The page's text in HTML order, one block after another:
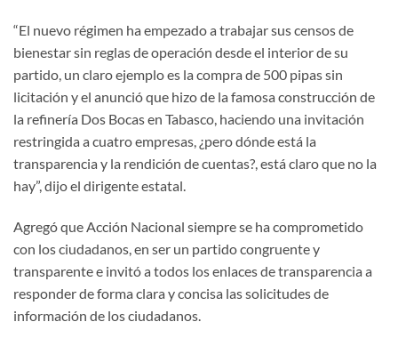
“El nuevo régimen ha empezado a trabajar sus censos de
bienestar sin reglas de operación desde el interior de su
partido, un claro ejemplo es la compra de 500 pipas sin
licitación y el anunció que hizo de la famosa construcción de
la refinería Dos Bocas en Tabasco, haciendo una invitación
restringida a cuatro empresas, ¿pero dónde está la
transparencia y la rendición de cuentas?, está claro que no la
hay”, dijo el dirigente estatal.
Agregó que Acción Nacional siempre se ha comprometido
con los ciudadanos, en ser un partido congruente y
transparente e invitó a todos los enlaces de transparencia a
responder de forma clara y concisa las solicitudes de
información de los ciudadanos.